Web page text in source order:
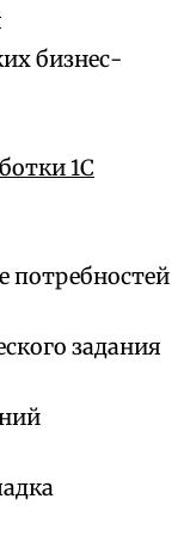
бизнес-
1С
потребностей
задания